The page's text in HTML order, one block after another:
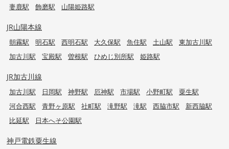
妻鹿駅
飾磨駅 山陽姫路駅
JR山陽本線
朝霧駅 明石駅 西明石駅 大久保駅 魚住駅 土山駅
東加古川駅
加古川駅
宝殿駅 曽根駅 ひめじ別所駅 姫路駅
JR加古川線
加古川駅 日岡駅 神野駅 厄神駅 市場駅 小野町駅
粟生駅
河合西駅
青野ヶ原駅 社町駅 滝野駅 滝駅 西脇市駅
新西脇駅
比延駅
日本へそ公園駅
神戸電鉄粟生線